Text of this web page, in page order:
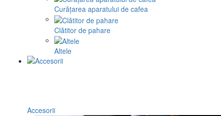
Curățarea aparatului de cafea
Clătitor de pahare
Altele
Accesorii